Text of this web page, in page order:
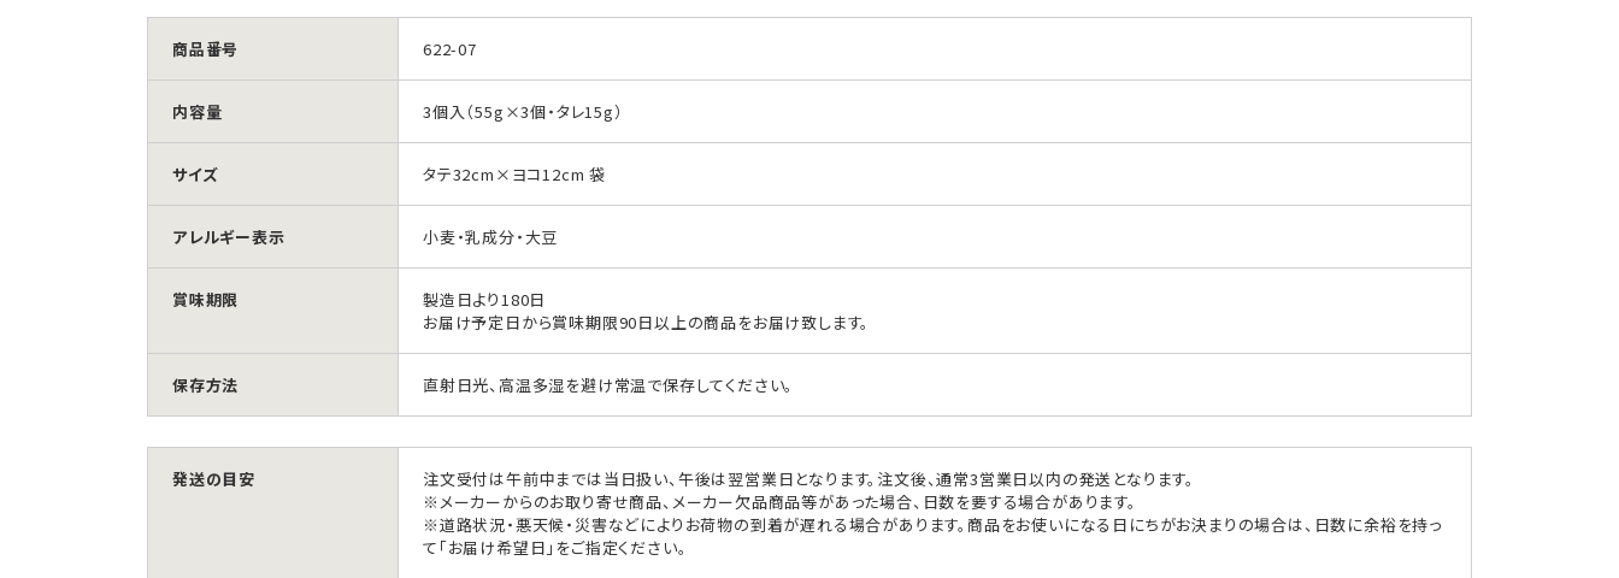
も
タ
レ
き
数
減
す
商品番号 622-07
内容量 3個入（55g×3個・タレ15g）
サイズ タテ32cm×ヨコ12cm 袋
アレルギー表示 小麦・乳成分・大豆
賞味期限
製造日より180日
お届け予定日から賞味期限90日以上の商品をお届け致します。
保存方法 直射日光、高温多湿を避け常温で保存してください。
発送の目安
注文受付は午前中までは当日扱い、午後は翌営業日となります。注文後、通常3営業日以内の発送となります。
※メーカーからのお取り寄せ商品、メーカー欠品商品等があった場合、日数を要する場合があります。
※道路状況・悪天候・災害などによりお荷物の到着が遅れる場合があります。商品をお使いになる日にちがお決まりの場合は、日数に余裕を持っ
て「お届け希望日」をご指定ください。